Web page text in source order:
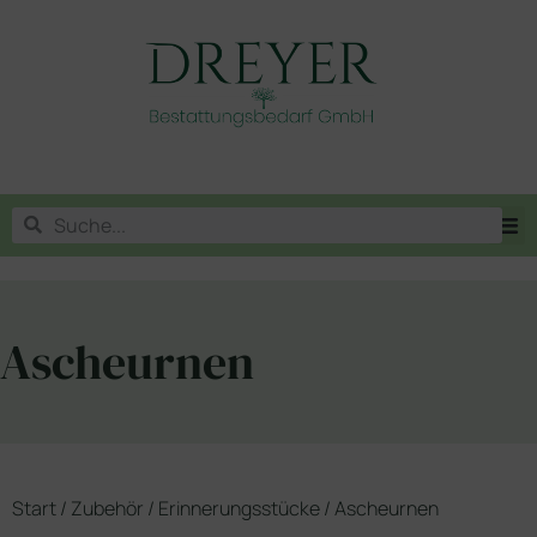
Ascheurnen
Start/ Zubehör / Erinnerungsstücke/ Ascheurnen